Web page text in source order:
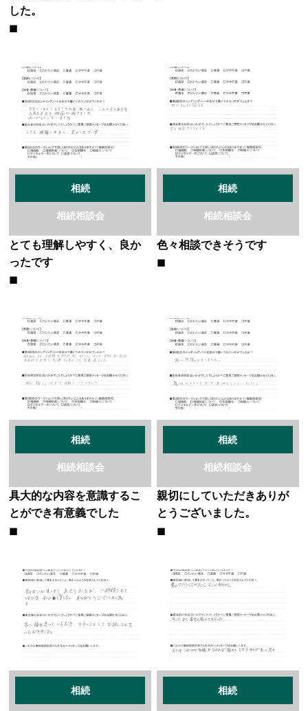
した。
相続
相続相談会
とても理解しやすく、良か
ったです
相続
相続相談会
色々相談できそうです
相続
相続相談会
具大的な内容を意識するこ
とができ有意義でした
相続
相続相談会
親切にしていただきありが
とうございました。
相続 相続